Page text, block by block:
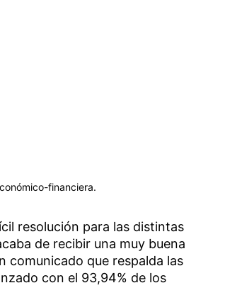
financiera.
resolución para las distintas
de recibir una muy buena
comunicado que respalda las
con el 93,94% de los